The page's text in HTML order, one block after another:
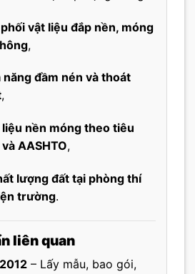
vật liệu đắp nền, móng
,
đầm nén và thoát
,
liệu nền móng theo tiêu
AASHTO,
lượng đất tại phòng thí
trường.
liên quan
– Lấy mẫu, bao gói,